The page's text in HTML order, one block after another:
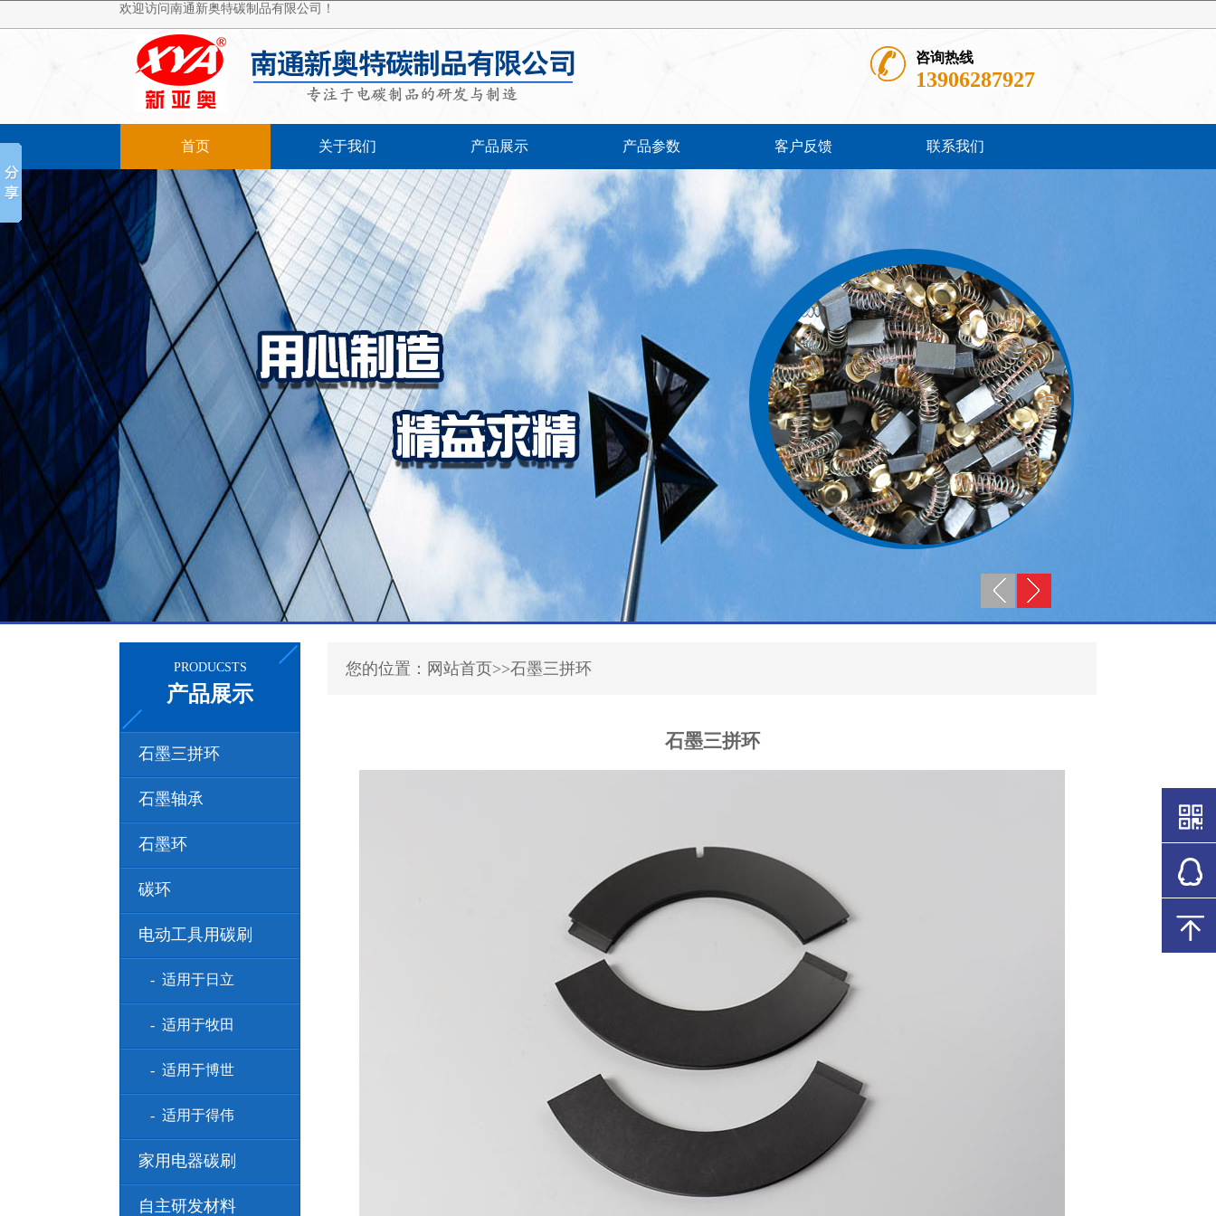
欢迎访问南通新奥特碳制品有限公司！
咨询热线
13906287927
首页 关于我们 产品展示 产品参数 客户反馈 联系我们
PRODUCSTS
产品展示
石墨三拼环
石墨轴承
石墨环
碳环
电动工具用碳刷
- 适用于日立
- 适用于牧田
- 适用于博世
- 适用于得伟
家用电器碳刷
自主研发材料
您的位置：网站首页>>石墨三拼环
石墨三拼环